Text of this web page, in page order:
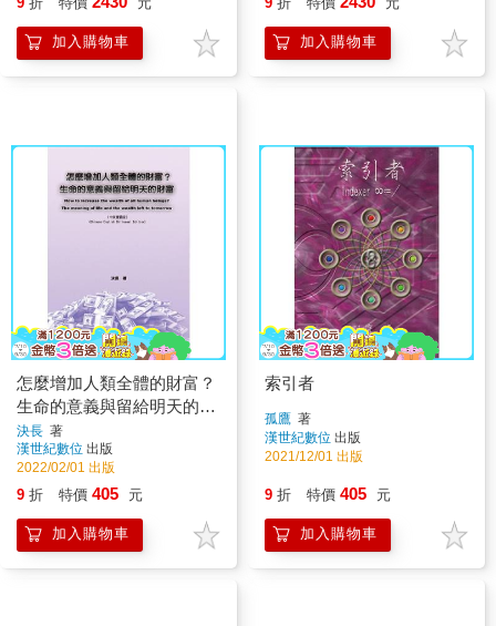
加入購物車 加入購物車
怎麼增加人類全體的財富？
生命的意義與留給明天的財
富(中英雙語版)
決長 著
漢世紀數位 出版
2022/02/01 出版
9 折 特價 405 元
加入購物車
索引者
孤鷹 著
漢世紀數位 出版
2021/12/01 出版
9 折 特價 405 元
加入購物車